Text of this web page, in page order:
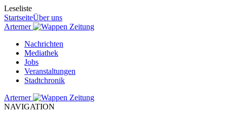
Leseliste
StartseiteÜber uns
Arterner
Zeitung
Nachrichten
Mediathek
Jobs
Veranstaltungen
Stadtchronik
Arterner
Zeitung
NAVIGATION